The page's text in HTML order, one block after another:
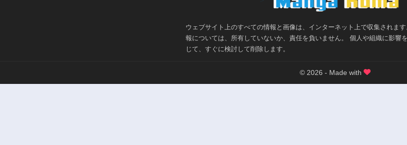
ウェブサイト上のすべての情報と画像は、インターネット上で収集されま
報については、所有していないか、責任を負いません。 個人や組織に影響
じて、すぐに検討して削除します。
© 2026 - Made with